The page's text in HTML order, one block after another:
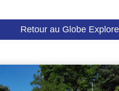
Retour au Globe